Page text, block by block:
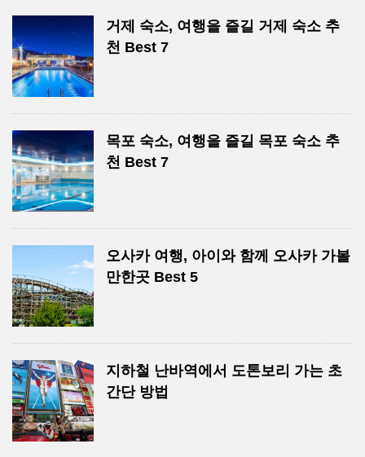
거제 숙소, 여행을 즐길 거제 숙소 추
천 Best 7
목포 숙소, 여행을 즐길 목포 숙소 추
천 Best 7
오사카 여행, 아이와 함께 오사카 가볼
만한곳 Best 5
지하철 난바역에서 도톤보리 가는 초
간단 방법